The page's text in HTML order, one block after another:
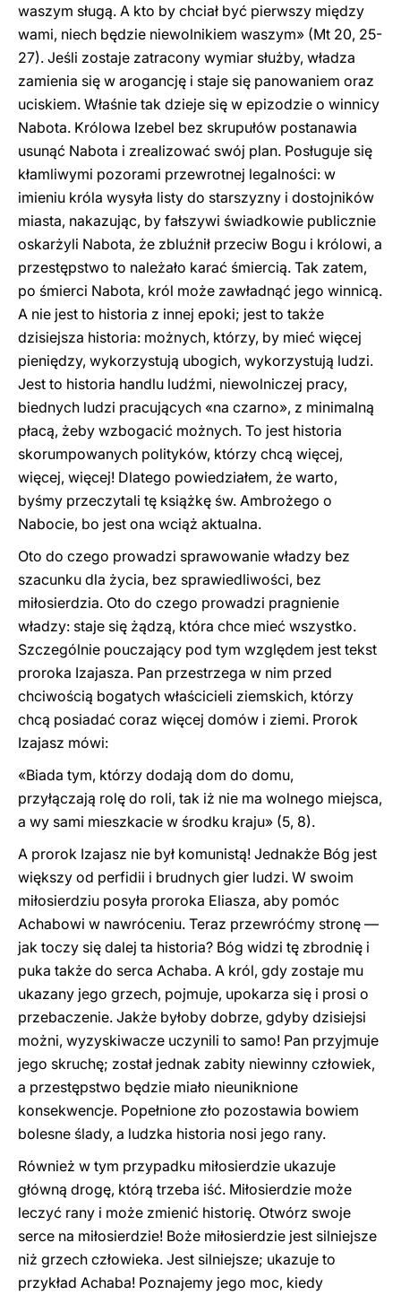
waszym sługą. A kto by chciał być pierwszy między
wami, niech będzie niewolnikiem waszym» (Mt 20, 25-
27). Jeśli zostaje zatracony wymiar służby, władza
zamienia się w arogancję i staje się panowaniem oraz
uciskiem. Właśnie tak dzieje się w epizodzie o winnicy
Nabota. Królowa Izebel bez skrupułów postanawia
usunąć Nabota i zrealizować swój plan. Posługuje się
kłamliwymi pozorami przewrotnej legalności: w
imieniu króla wysyła listy do starszyzny i dostojników
miasta, nakazując, by fałszywi świadkowie publicznie
oskarżyli Nabota, że zbluźnił przeciw Bogu i królowi, a
przestępstwo to należało karać śmiercią. Tak zatem,
po śmierci Nabota, król może zawładnąć jego winnicą.
A nie jest to historia z innej epoki; jest to także
dzisiejsza historia: możnych, którzy, by mieć więcej
pieniędzy, wykorzystują ubogich, wykorzystują ludzi.
Jest to historia handlu ludźmi, niewolniczej pracy,
biednych ludzi pracujących «na czarno», z minimalną
płacą, żeby wzbogacić możnych. To jest historia
skorumpowanych polityków, którzy chcą więcej,
więcej, więcej! Dlatego powiedziałem, że warto,
byśmy przeczytali tę książkę św. Ambrożego o
Nabocie, bo jest ona wciąż aktualna.
Oto do czego prowadzi sprawowanie władzy bez
szacunku dla życia, bez sprawiedliwości, bez
miłosierdzia. Oto do czego prowadzi pragnienie
władzy: staje się żądzą, która chce mieć wszystko.
Szczególnie pouczający pod tym względem jest tekst
proroka Izajasza. Pan przestrzega w nim przed
chciwością bogatych właścicieli ziemskich, którzy
chcą posiadać coraz więcej domów i ziemi. Prorok
Izajasz mówi:
«Biada tym, którzy dodają dom do domu,
przyłączają rolę do roli, tak iż nie ma wolnego miejsca,
a wy sami mieszkacie w środku kraju» (5, 8).
A prorok Izajasz nie był komunistą! Jednakże Bóg jest
większy od perfidii i brudnych gier ludzi. W swoim
miłosierdziu posyła proroka Eliasza, aby pomóc
Achabowi w nawróceniu. Teraz przewróćmy stronę —
jak toczy się dalej ta historia? Bóg widzi tę zbrodnię i
puka także do serca Achaba. A król, gdy zostaje mu
ukazany jego grzech, pojmuje, upokarza się i prosi o
przebaczenie. Jakże byłoby dobrze, gdyby dzisiejsi
możni, wyzyskiwacze uczynili to samo! Pan przyjmuje
jego skruchę; został jednak zabity niewinny człowiek,
a przestępstwo będzie miało nieuniknione
konsekwencje. Popełnione zło pozostawia bowiem
bolesne ślady, a ludzka historia nosi jego rany.
Również w tym przypadku miłosierdzie ukazuje
główną drogę, którą trzeba iść. Miłosierdzie może
leczyć rany i może zmienić historię. Otwórz swoje
serce na miłosierdzie! Boże miłosierdzie jest silniejsze
niż grzech człowieka. Jest silniejsze; ukazuje to
przykład Achaba! Poznajemy jego moc, kiedy